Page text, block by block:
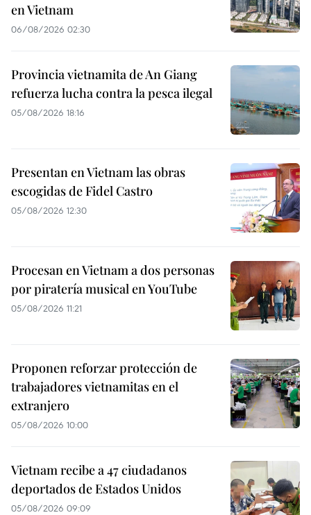
en Vietnam
06/08/2026 02:30
Provincia vietnamita de An Giang
refuerza lucha contra la pesca ilegal
05/08/2026 18:16
Presentan en Vietnam las obras
escogidas de Fidel Castro
05/08/2026 12:30
Procesan en Vietnam a dos personas
por piratería musical en YouTube
05/08/2026 11:21
Proponen reforzar protección de
trabajadores vietnamitas en el
extranjero
05/08/2026 10:00
Vietnam recibe a 47 ciudadanos
deportados de Estados Unidos
05/08/2026 09:09